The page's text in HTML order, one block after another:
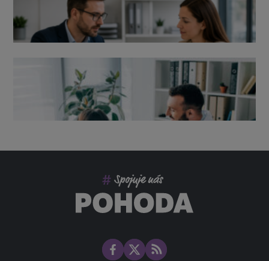
Výpověď ze zdravotních důvodů 2026 – průvodce pro
zaměstnavatele